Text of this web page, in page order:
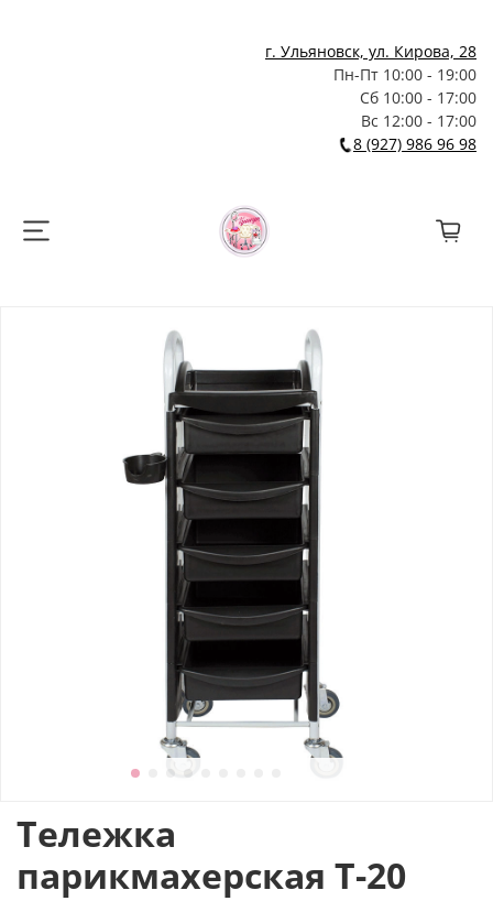
г. Ульяновск, ул. Кирова, 28
Пн-Пт 10:00 - 19:00
Сб 10:00 - 17:00
Вс 12:00 - 17:00
8 (927) 986 96 98
Тележка
парикмахерская Т-20